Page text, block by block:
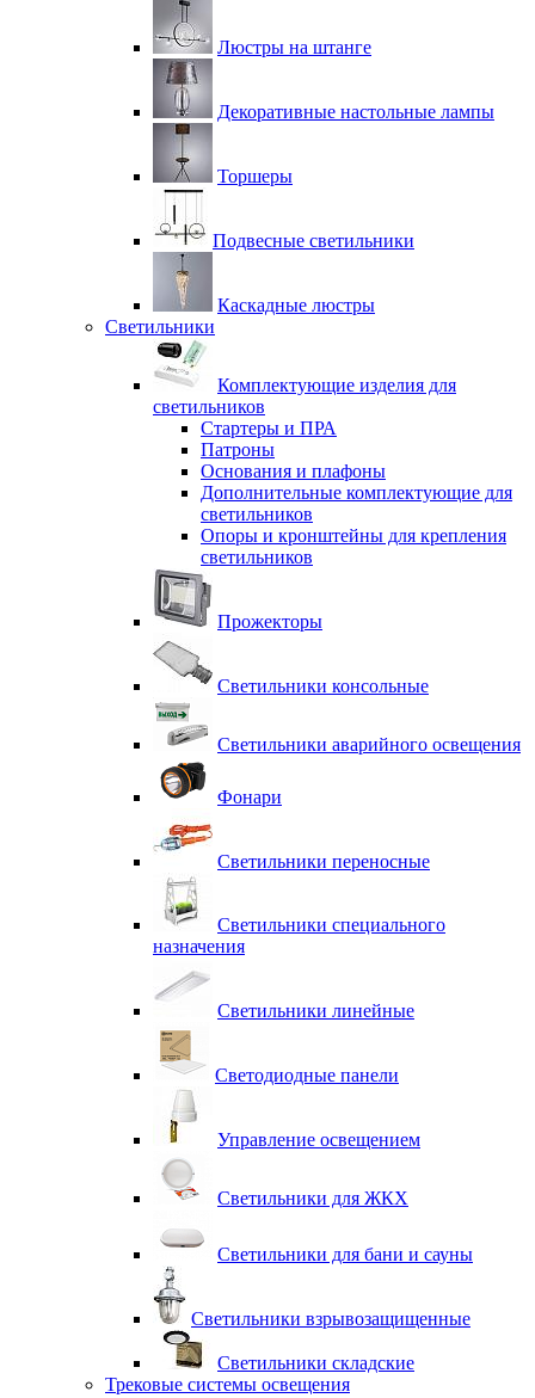
Люстры на штанге
Декоративные настольные лампы
Торшеры
Подвесные светильники
Каскадные люстры
Светильники
Комплектующие изделия для
светильников
Стартеры и ПРА
Патроны
Основания и плафоны
Дополнительные комплектующие для
светильников
Опоры и кронштейны для крепления
светильников
Прожекторы
Светильники консольные
Светильники аварийного освещения
Фонари
Светильники переносные
Светильники специального
назначения
Светильники линейные
Светодиодные панели
Управление освещением
Светильники для ЖКХ
Светильники для бани и сауны
Светильники взрывозащищенные
Светильники складские
Трековые системы освещения